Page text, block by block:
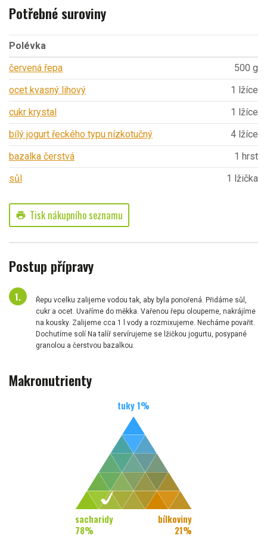
Potřebné suroviny
Polévka
červená řepa
500 g
ocet kvasný lihový
1 lžíce
cukr krystal
1 lžíce
bílý jogurt řeckého typu nízkotučný
4 lžíce
bazalka čerstvá
1 hrst
sůl
1 lžička
print Tisk nákupního seznamu
Postup přípravy
Řepu vcelku zalijeme vodou tak, aby byla ponořená. Přidáme sůl,
cukr a ocet. Uvaříme do měkka. Vařenou řepu oloupeme, nakrájíme
na kousky. Zalijeme cca 1 l vody a rozmixujeme. Necháme povařit.
Dochutíme solí Na talíř servírujeme se lžičkou jogurtu, posypané
granolou a čerstvou bazalkou.
Makronutrienty
tuky1%
sacharidy
78%
bílkoviny
21%